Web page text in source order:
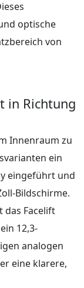
optische
von
in Richtung
Innenraum zu
ein
eingeführt und
das Facelift
12,3-
analogen
eine klarere,